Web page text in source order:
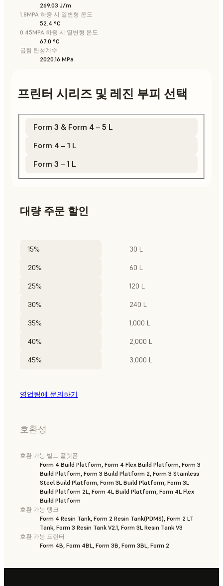
269.03 J/m
1.8MPA 하중 시 열변형 온도
52.4 °C
0.45MPA 하중 시 열변형 온도
67.0 °C
굽힘 탄성계수
2020.16 MPa
프린터 시리즈 및 레진 부피 선택
Form 3 & Form 4 – 5 L
Form 4 – 1 L
Form 3 – 1 L
대량 주문 할인
15% 30 L
20% 60 L
25% 120 L
30% 240 L
35% 1,000 L
40% 2,000 L
45% 3,000 L
영업팀에 문의하기
호환성
호환 가능 빌드 플랫폼
Form 4 Build Platform, Form 4 Flex Build Platform, Form 3
Build Platform, Form 3 Build Platform 2, Form 3 Stainless
Steel Build Platform, Form 3L Build Platform, Form 3L
Build Platform 2L, Form 4L Build Platform, Form 4L Flex
Build Platform
호환 가능 탱크
Form 4 Resin Tank, Form 2 Resin Tank(PDMS), Form 2 LT
Tank, Form 3 Resin Tank V2.1, Form 3L Resin Tank V3
호환 가능 프린터
Form 4B, Form 4BL, Form 3B, Form 3BL, Form 2